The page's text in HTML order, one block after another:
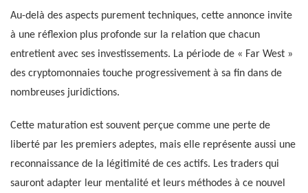
Au-delà des aspects purement techniques, cette annonce invite
à une réflexion plus profonde sur la relation que chacun
entretient avec ses investissements. La période de « Far West »
des cryptomonnaies touche progressivement à sa fin dans de
nombreuses juridictions.
Cette maturation est souvent perçue comme une perte de
liberté par les premiers adeptes, mais elle représente aussi une
reconnaissance de la légitimité de ces actifs. Les traders qui
sauront adapter leur mentalité et leurs méthodes à ce nouvel